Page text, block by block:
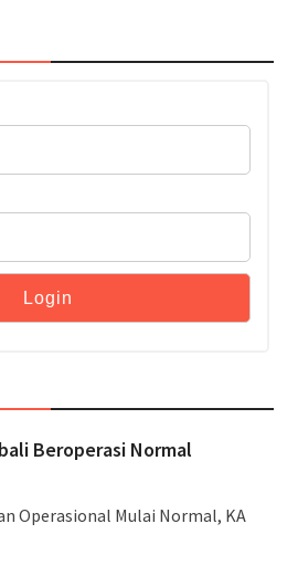
Beroperasi Normal
Operasional Mulai Normal, KA